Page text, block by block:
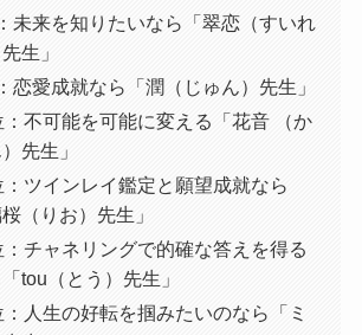
未来を知りたいなら「翠恋（すいれ
生」
恋愛成就なら「潤（じゅん）先生」
：不可能を可能に変える「花音 （か
先生」
：ツインレイ鑑定と願望成就なら
桜（りお）先生」
：チャネリングで的確な答えを得る
tou（とう）先生」
：人生の好転を掴みたいのなら「ミ